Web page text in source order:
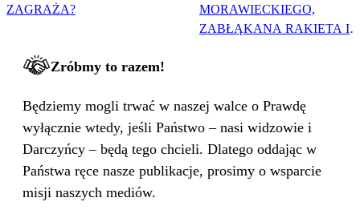
ZAGRAŻA?
MORAWIECKIEGO,
ZABŁĄKANA RAKIETA I
Zróbmy to razem!
Będziemy mogli trwać w naszej walce o Prawdę
wyłącznie wtedy, jeśli Państwo – nasi widzowie i
Darczyńcy – będą tego chcieli. Dlatego oddając w
Państwa ręce nasze publikacje, prosimy o wsparcie
misji naszych mediów.